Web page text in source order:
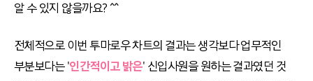
알 수 있지 않을까요? ^^
전체적으로 이번 투마로우 차트의 결과는 생각보다 업무적인
부분보다는 '인간적이고 밝은' 신입사원을 원하는 결과였던 것